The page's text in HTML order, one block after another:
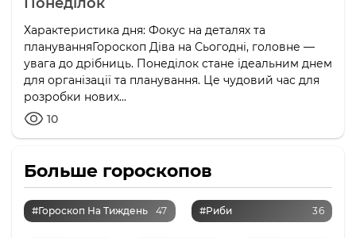
Характеристика дня: Фокус на деталях та
плануванняГороскоп Діва на Сьогодні, головне —
увага до дрібниць. Понеділок стане ідеальним днем
для організації та планування. Це чудовий час для
розробки нових...
10
Больше гороскопов
#Гороскоп На Тиждень 47 #Риби 36